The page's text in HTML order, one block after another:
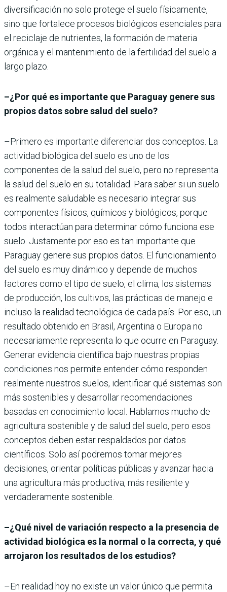
diversificación no solo protege el suelo físicamente,
sino que fortalece procesos biológicos esenciales para
el reciclaje de nutrientes, la formación de materia
orgánica y el mantenimiento de la fertilidad del suelo a
largo plazo.
–¿Por qué es importante que Paraguay genere sus
propios datos sobre salud del suelo?
–Primero es importante diferenciar dos conceptos. La
actividad biológica del suelo es uno de los
componentes de la salud del suelo, pero no representa
la salud del suelo en su totalidad. Para saber si un suelo
es realmente saludable es necesario integrar sus
componentes físicos, químicos y biológicos, porque
todos interactúan para determinar cómo funciona ese
suelo. Justamente por eso es tan importante que
Paraguay genere sus propios datos. El funcionamiento
del suelo es muy dinámico y depende de muchos
factores como el tipo de suelo, el clima, los sistemas
de producción, los cultivos, las prácticas de manejo e
incluso la realidad tecnológica de cada país. Por eso, un
resultado obtenido en Brasil, Argentina o Europa no
necesariamente representa lo que ocurre en Paraguay.
Generar evidencia científica bajo nuestras propias
condiciones nos permite entender cómo responden
realmente nuestros suelos, identificar qué sistemas son
más sostenibles y desarrollar recomendaciones
basadas en conocimiento local. Hablamos mucho de
agricultura sostenible y de salud del suelo, pero esos
conceptos deben estar respaldados por datos
científicos. Solo así podremos tomar mejores
decisiones, orientar políticas públicas y avanzar hacia
una agricultura más productiva, más resiliente y
verdaderamente sostenible.
–¿Qué nivel de variación respecto a la presencia de
actividad biológica es la normal o la correcta, y qué
arrojaron los resultados de los estudios?
–En realidad hoy no existe un valor único que permita